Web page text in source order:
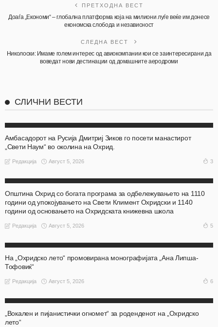
ПРЕТХОДНА ВЕСТ
Доаѓа „Економи“ – глобална платформа која на милиони луѓе веќе им донесе
економска слобода и независност
СЛЕДНА ВЕСТ
Николоски: Имаме голем интерес од авиокомпании кои се заинтересирани да
воведат нови дестинации од домашните аеродроми
СЛИЧНИ ВЕСТИ
Амбасадорот на Русија Дмитриј Зиков го посети манастирот
„Свети Наум“ во околина на Охрид.
Редакција Август 5, 2026 3
Општина Охрид со богата програма за одбележувањето на 1110
години од упокојувањето на Свети Климент Охридски и 1140
години од основањето на Охридската книжевна школа
Редакција Август 5, 2026 5
На „Охридско лето“ промовирана монографијата „Ана Липша-
Тофовиќ“
Редакција Август 5, 2026 6
„Вокален и пијанистички огномет“ за роденденот на „Охридско
лето“